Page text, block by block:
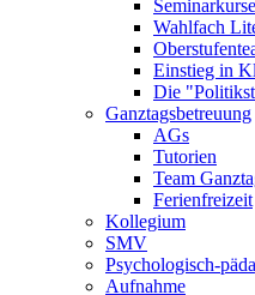
Seminarkurse
Wahlfach
Einstieg in
Die
Ganztagsbetreuung
AGs
Tutorien
Team
Ferienfreizeit
Kollegium
SMV
Psychologisch-
Aufnahme